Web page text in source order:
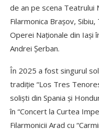
de an pe scena Teatrului
Filarmonica Braşov,
Operei Naţionale din Iaşi
Andrei Şerban.
În 2025 a fost singurul
tradiţie “Los Tres
solişti din Spania şi
în “Concert la Curtea
Filarmonicii Arad cu